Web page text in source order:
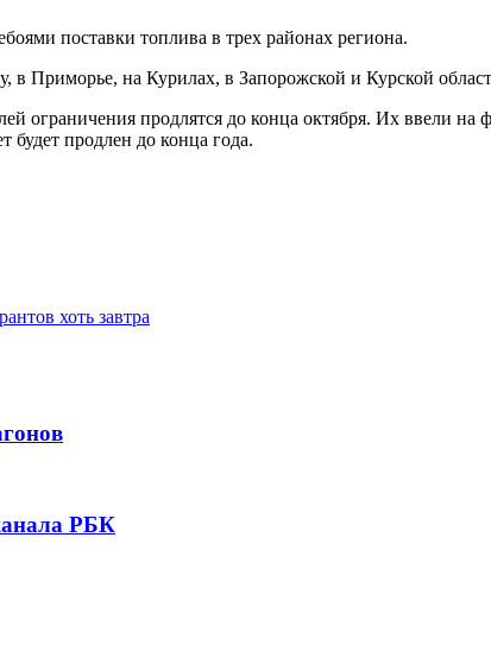
поставки топлива в трех районах региона.
Приморье, на Курилах, в Запорожской и Курской
ограничения продлятся до конца октября. Их ввели
будет продлен до конца года.
хоть завтра
РБК